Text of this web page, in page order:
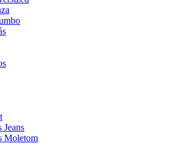
Jeans
Moletom